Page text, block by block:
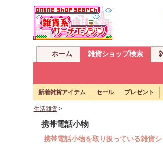
ホーム 雑貨ショップ検索
新着雑貨アイテム セール プレゼント
生活雑貨>
携帯電話小物
携帯電話小物を取り扱っている雑貨シ